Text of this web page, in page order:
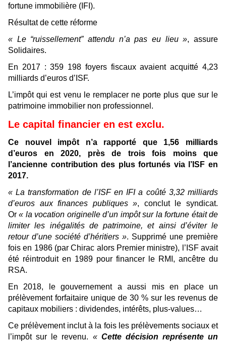
fortune immobilière (IFI).
Résultat de cette réforme
« Le “ruissellement” attendu n’a pas eu lieu », assure
Solidaires.
En 2017 : 359 198 foyers fiscaux avaient acquitté 4,23
milliards d’euros d’ISF.
L’impôt qui est venu le remplacer ne porte plus que sur le
patrimoine immobilier non professionnel.
Le capital financier en est exclu.
Ce nouvel impôt n’a rapporté que 1,56 milliards
d’euros en 2020, près de trois fois moins que
l’ancienne contribution des plus fortunés via l’ISF en
2017.
« La transformation de l’ISF en IFI a coûté 3,32 milliards
d’euros aux finances publiques », conclut le syndicat.
Or« la vocation originelle d’un impôt sur la fortune était de
limiter les inégalités de patrimoine, et ainsi d’éviter le
retour d’une société d’héritiers ». Supprimé une première
fois en 1986 (par Chirac alors Premier ministre), l’ISF avait
été réintroduit en 1989 pour financer le RMI, ancêtre du
RSA.
En 2018, le gouvernement a aussi mis en place un
prélèvement forfaitaire unique de 30 % sur les revenus de
capitaux mobiliers : dividendes, intérêts, plus-values…
Ce prélèvement inclut à la fois les prélèvements sociaux et
l’impôt sur le revenu. « Cette décision représente un